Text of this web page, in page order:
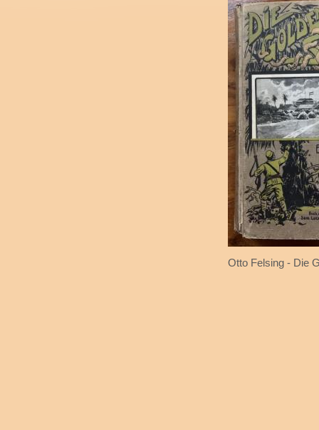
Otto Felsing - Die